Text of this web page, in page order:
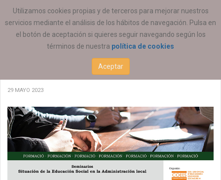
Utilizamos cookies propias y de terceros para mejorar nuestros
servicios mediante el análisis de los hábitos de navegación. Pulsa en
el botón de aceptación si quieres seguir navegando según los
términos de nuestra política de cookies
Aceptar
ESTÁ AQUÍ: FORMACIÓN
Seminarios ‘Situación de la Educación Social
en la Administración Local’
29 MAYO 2023